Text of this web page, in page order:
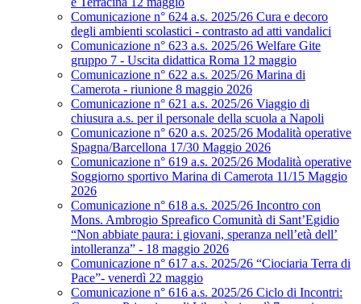
Comunicazione n° 624 a.s. 2025/26 Cura e decoro
degli ambienti scolastici - contrasto ad atti vandalici
Comunicazione n° 623 a.s. 2025/26 Welfare Gite
gruppo 7 - Uscita didattica Roma 12 maggio
Comunicazione n° 622 a.s. 2025/26 Marina di
Camerota - riunione 8 maggio 2026
Comunicazione n° 621 a.s. 2025/26 Viaggio di
chiusura a.s. per il personale della scuola a Napoli
Comunicazione n° 620 a.s. 2025/26 Modalità operative
Spagna/Barcellona 17/30 Maggio 2026
Comunicazione n° 619 a.s. 2025/26 Modalità operative
Soggiorno sportivo Marina di Camerota 11/15 Maggio
2026
Comunicazione n° 618 a.s. 2025/26 Incontro con
Mons. Ambrogio Spreafico Comunità di Sant’Egidio
“Non abbiate paura: i giovani, speranza nell’età dell’
intolleranza” - 18 maggio 2026
Comunicazione n° 617 a.s. 2025/26 “Ciociaria Terra di
Pace”- venerdì 22 maggio
Comunicazione n° 616 a.s. 2025/26 Ciclo di Incontri: